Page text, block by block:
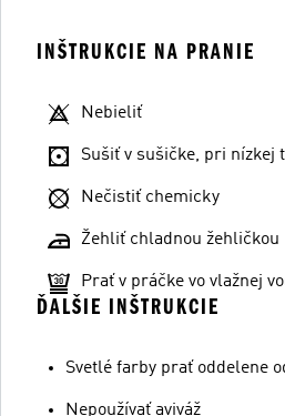
INŠTRUKCIE NA PRANIE
Nebieliť
Sušiť v sušičke, pri nízkej
Nečistiť chemicky
Žehliť chladnou žehličkou
Prať v práčke vo vlažnej
ĎALŠIE INŠTRUKCIE
Svetlé farby prať oddelene
Nepoužívať aviváž